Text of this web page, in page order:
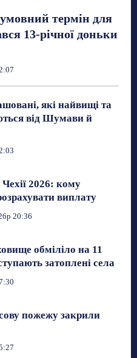
термін для
13-річної доньки
які найвищі та
від Шумави й
2026: кому
виплату
20:36
обміліло на 11
затоплені села
пожежу закрили